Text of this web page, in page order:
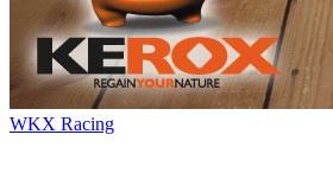
WKX Racing